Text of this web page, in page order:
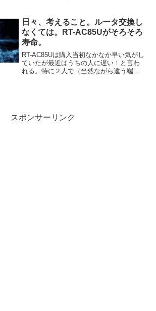
モードが切り替わり、深刻なときもあれ
ば楽天的なときもある。彼...
日々、考えること。ルータ交換し
なくては。RT-AC85Uがそろそろ
寿命。
RT-AC85Uは購入当初なかなか早い気がし
ていたが最近はうちの人に遅い！と言わ
れる。特に２人で（当然ながら違う端末
スポンサーリンク